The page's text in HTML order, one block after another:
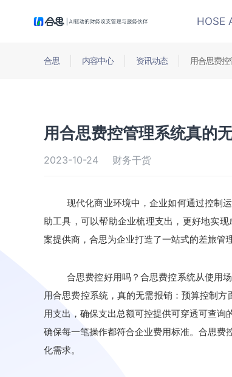
HOSE
合思 内容中心 资讯动态 用合思费
用合思费控管理系统真的
2023-10-24 财务干货
现代化商业环境中，企业如何通过控制
助工具，可以帮助企业梳理支出，更好地实
案提供商 ，合思为企业打造了一站式的差旅管
合思费控好用吗？合思费控系统从使用
用合思费控系统，真的无需报销：预算控制
用支出，确保支出总额可控提供可穿透可查询
确保每一笔操作都符合企业费用标准。合思费
化需求。